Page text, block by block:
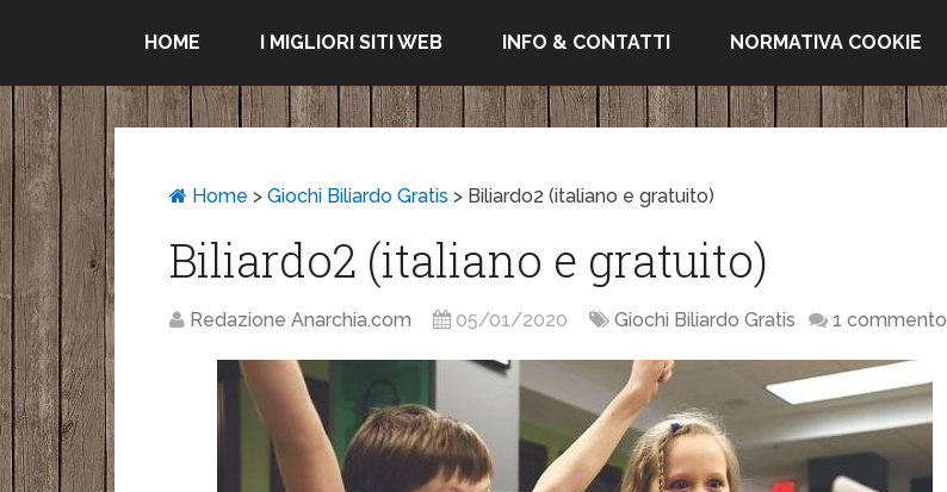
HOME I MIGLIORI SITI WEB INFO & CONTATTI NORMATIVA COOKIE
Home >Giochi Biliardo Gratis > Biliardo2 (italiano e gratuito)
Biliardo2 (italiano e gratuito)
Redazione Anarchia.com 05/01/2020 Giochi Biliardo Gratis 1 commento